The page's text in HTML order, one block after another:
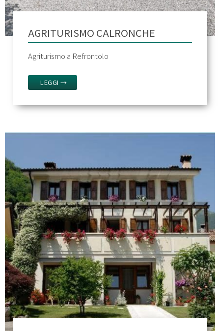
AGRITURISMO CALRONCHE
Agriturismo a Refrontolo
LEGGI →